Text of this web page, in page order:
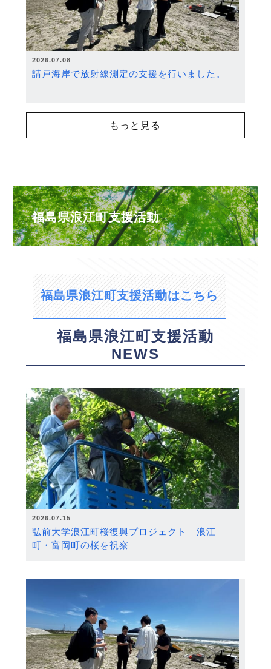
2026.07.08
請戸海岸で放射線測定の支援を行いました。
もっと見る
福島県浪江町支援活動
福島県浪江町支援活動はこちら
福島県浪江町支援活動
NEWS
2026.07.15
弘前大学浪江町桜復興プロジェクト 浪江
町・富岡町の桜を視察